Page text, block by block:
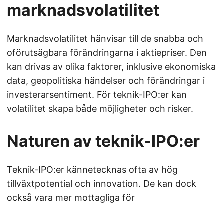
marknadsvolatilitet
Marknadsvolatilitet hänvisar till de snabba och
oförutsägbara förändringarna i aktiepriser. Den
kan drivas av olika faktorer, inklusive ekonomiska
data, geopolitiska händelser och förändringar i
investerarsentiment. För teknik-IPO:er kan
volatilitet skapa både möjligheter och risker.
Naturen av teknik-IPO:er
Teknik-IPO:er kännetecknas ofta av hög
tillväxtpotential och innovation. De kan dock
också vara mer mottagliga för